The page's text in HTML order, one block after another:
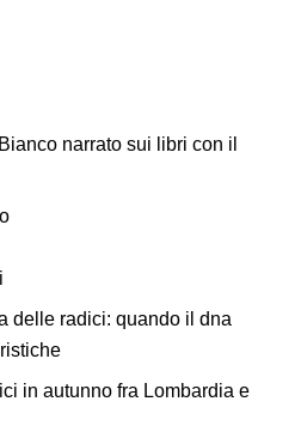
narrato sui libri con il
delle radici: quando il dna
in autunno fra Lombardia e